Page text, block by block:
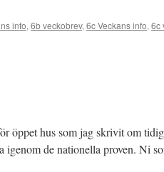
info, 6b veckobrev, 6c Veckans info, 6c
öppet hus som jag skrivit om
igenom de nationella proven. Ni